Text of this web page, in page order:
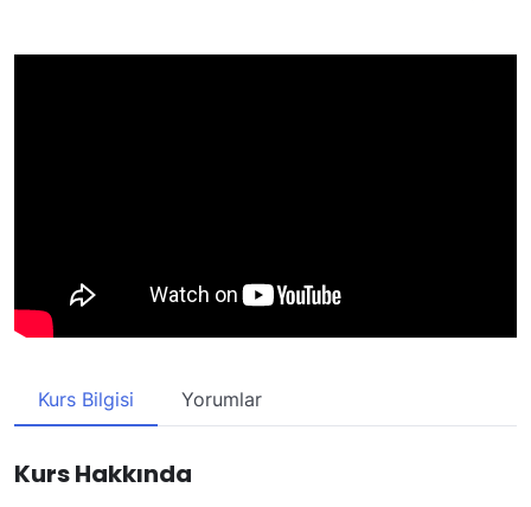
Kurs Bilgisi Yorumlar
Kurs Hakkında